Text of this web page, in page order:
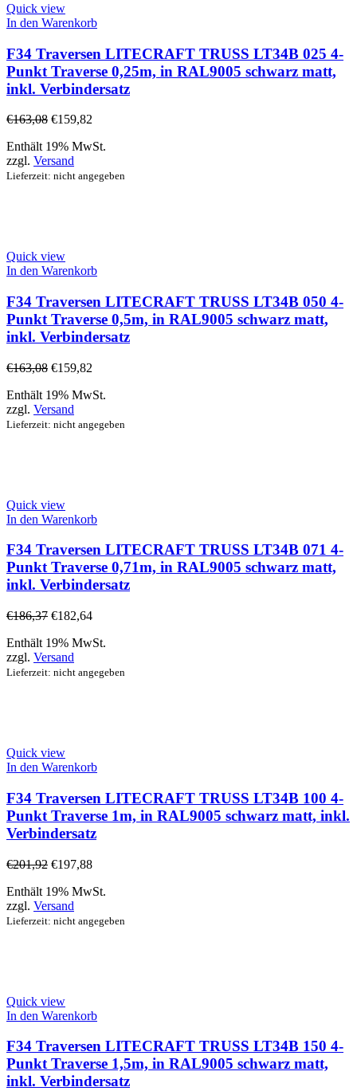
Quick view
In den Warenkorb
F34 Traversen LITECRAFT TRUSS LT34B 025 4-
Punkt Traverse 0,25m, in RAL9005 schwarz matt,
inkl. Verbindersatz
€163,08 €159,82
Enthält 19% MwSt.
zzgl. Versand
Lieferzeit: nicht angegeben
Quick view
In den Warenkorb
F34 Traversen LITECRAFT TRUSS LT34B 050 4-
Punkt Traverse 0,5m, in RAL9005 schwarz matt,
inkl. Verbindersatz
€163,08 €159,82
Enthält 19% MwSt.
zzgl. Versand
Lieferzeit: nicht angegeben
Quick view
In den Warenkorb
F34 Traversen LITECRAFT TRUSS LT34B 071 4-
Punkt Traverse 0,71m, in RAL9005 schwarz matt,
inkl. Verbindersatz
€186,37 €182,64
Enthält 19% MwSt.
zzgl. Versand
Lieferzeit: nicht angegeben
Quick view
In den Warenkorb
F34 Traversen LITECRAFT TRUSS LT34B 100 4-
Punkt Traverse 1m, in RAL9005 schwarz matt, inkl.
Verbindersatz
€201,92 €197,88
Enthält 19% MwSt.
zzgl. Versand
Lieferzeit: nicht angegeben
Quick view
In den Warenkorb
F34 Traversen LITECRAFT TRUSS LT34B 150 4-
Punkt Traverse 1,5m, in RAL9005 schwarz matt,
inkl. Verbindersatz